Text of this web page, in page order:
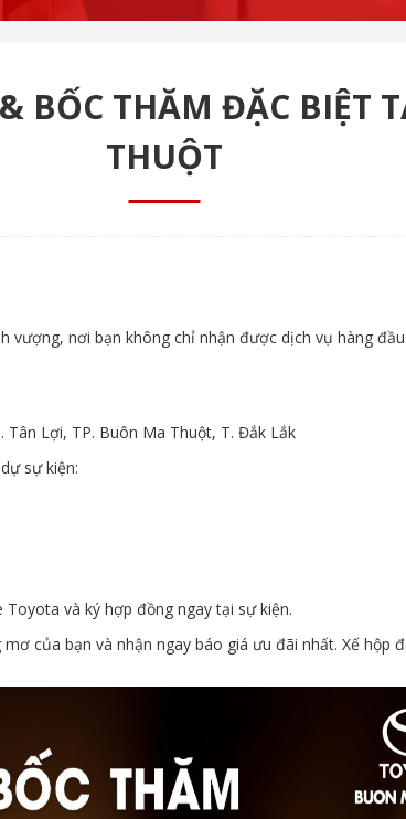
BỐC THĂM ĐẶC BIỆT
THUỘT
nơi bạn không chỉ nhận được dịch vụ hàng
Lợi, TP. Buôn Ma Thuột, T. Đắk Lắk
sự kiện:
và ký hợp đồng ngay tại sự kiện.
của bạn và nhận ngay báo giá ưu đãi nhất. Xế hộp